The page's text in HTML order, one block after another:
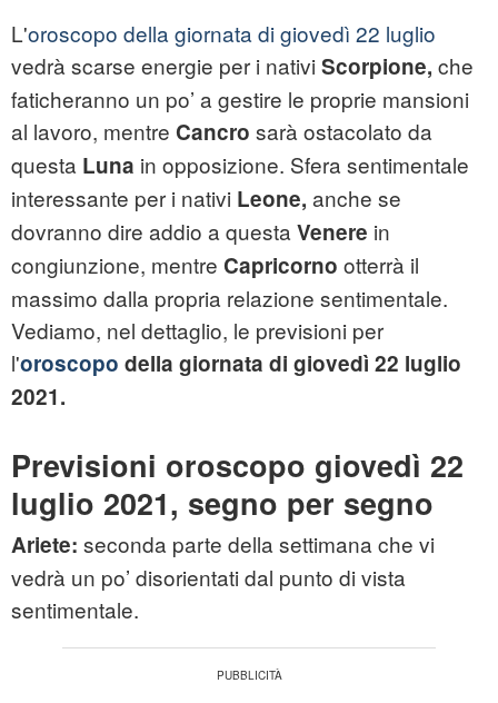
L'oroscopo della giornata di giovedì 22 luglio
vedrà scarse energie per i nativi Scorpione, che
faticheranno un po’ a gestire le proprie mansioni
al lavoro, mentre Cancro sarà ostacolato da
questa Luna in opposizione. Sfera sentimentale
interessante per i nativi Leone, anche se
dovranno dire addio a questa Venere in
congiunzione, mentre Capricorno otterrà il
massimo dalla propria relazione sentimentale.
Vediamo, nel dettaglio, le previsioni per
l'oroscopo della giornata di giovedì 22 luglio
2021.
Previsioni oroscopo giovedì 22
luglio 2021, segno per segno
Ariete: seconda parte della settimana che vi
vedrà un po’ disorientati dal punto di vista
sentimentale.